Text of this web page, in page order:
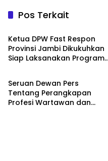
Pos Terkait
NASIONAL
Ketua DPW Fast Respon
Provinsi Jambi Dikukuhkan
Siap Laksanakan Program
ARTIKEL
Seruan Dewan Pers
Tentang Perangkapan
Profesi Wartawan dan